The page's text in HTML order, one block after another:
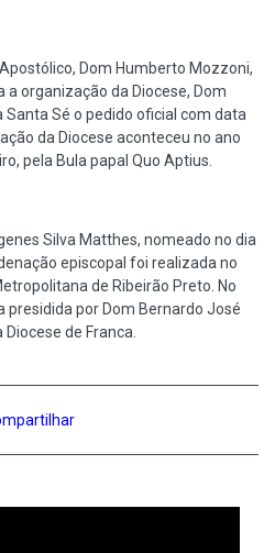
Dom Humberto Mozzoni,
organização da Diocese, Dom
Santa Sé o pedido oficial com data
da Diocese aconteceu no ano
pela Bula papal Quo Aptius.
Silva Matthes, nomeado no dia
episcopal foi realizada no
de Ribeirão Preto. No
presidida por Dom Bernardo José
de Franca.